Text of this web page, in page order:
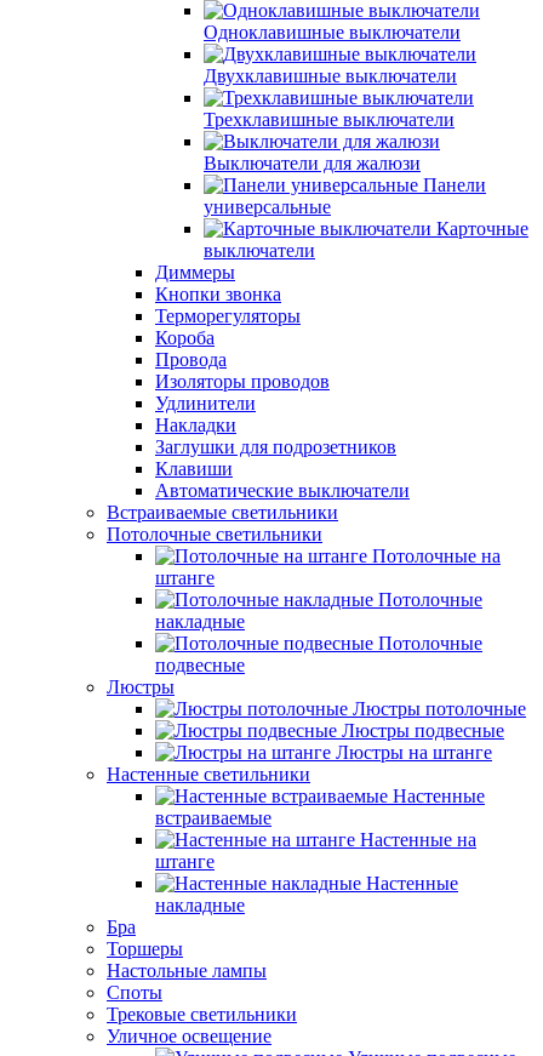
Одноклавишные выключатели
Двухклавишные выключатели
Трехклавишные выключатели
Выключатели для жалюзи
Панели
универсальные
Карточные
выключатели
Диммеры
Кнопки звонка
Терморегуляторы
Короба
Провода
Изоляторы проводов
Удлинители
Накладки
Заглушки для подрозетников
Клавиши
Автоматические выключатели
Встраиваемые светильники
Потолочные светильники
Потолочные на
штанге
Потолочные
накладные
Потолочные
подвесные
Люстры
Люстры потолочные
Люстры подвесные
Люстры на штанге
Настенные светильники
Настенные
встраиваемые
Настенные на
штанге
Настенные
накладные
Бра
Торшеры
Настольные лампы
Споты
Трековые светильники
Уличное освещение